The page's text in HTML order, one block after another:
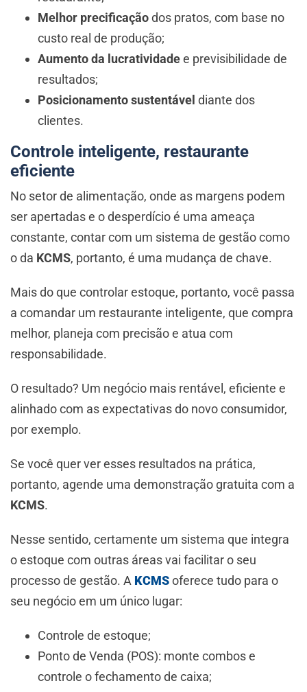
Melhor precificaçãodos pratos, com base no
custo real de produção;
Aumento da lucratividadee previsibilidade de
resultados;
Posicionamento sustentável diante dos
clientes.
Controle inteligente, restaurante
eficiente
No setor de alimentação, onde as margens podem
ser apertadas e o desperdício é uma ameaça
constante, contar com um sistema de gestão como
o da KCMS, portanto, é uma mudança de chave.
Mais do que controlar estoque, portanto, você passa
a comandar um restaurante inteligente, que compra
melhor, planeja com precisão e atua com
responsabilidade.
O resultado? Um negócio mais rentável, eficiente e
alinhado com as expectativas do novo consumidor,
por exemplo.
Se você quer ver esses resultados na prática,
portanto, agende uma demonstração gratuita com a
KCMS.
Nesse sentido, certamente um sistema que integra
o estoque com outras áreas vai facilitar o seu
processo de gestão. A KCMSoferece tudo para o
seu negócio em um único lugar:
Controle de estoque;
Ponto de Venda (POS): monte combos e
controle o fechamento de caixa;